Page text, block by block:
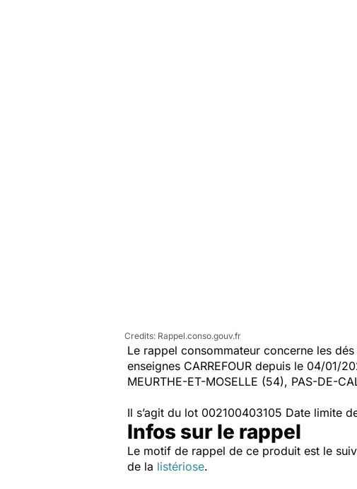
Rappel.conso.gouv.fr
Le rappel consommateur concerne les
enseignes CARREFOUR depuis le 04/01/
MEURTHE-ET-MOSELLE (54), PAS-DE-
Il s’agit du lot 002100403105 Date limite
Infos sur le rappel
Le motif de rappel de ce produit est le
de la listériose.